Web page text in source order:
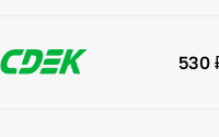
530